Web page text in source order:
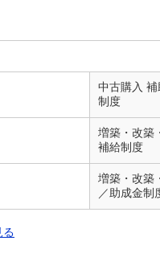
中古購入
制度
増築・改築
補給制度
増築・改築
／助成金制
る